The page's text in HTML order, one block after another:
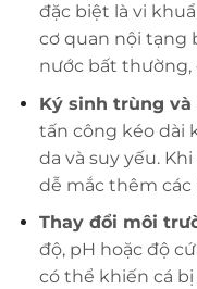
đặc biệt là vi
cơ quan nội tạng
nước bất thường,
Ký sinh trùng và
tấn công kéo dài
da và suy yếu.
dễ mắc thêm
Thay đổi môi
độ, pH hoặc độ
có thể khiến cá